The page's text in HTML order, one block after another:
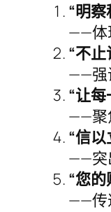
“明
——体
“不
——强
“让
——聚
“信
——突
“您
——传